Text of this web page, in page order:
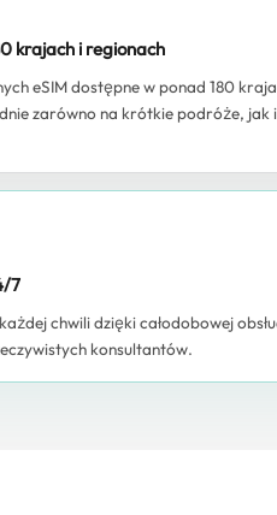
krajach i regionach
eSIM dostępne w ponad 180
zarówno na krótkie podróże, jak
7
chwili dzięki całodobowej
konsultantów.